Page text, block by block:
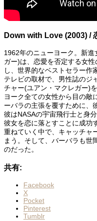
Down with Love (2003) /
1962年のニューヨーク。新
ガー)は、恋愛を否定する女
し、世界的なベストセラー作
テレビの取材で、男性誌のジ
チャー(ユアン・マクレガー)
ヨーク全ての女性から目の敵
ーバラの主張を覆すために、
彼はNASAの宇宙飛行士と身
彼女を恋に落とすことに成功
重ねていく中で、キャッチャ
まう。そして、バーバラも世
のだった。
共有:
Facebook
X
Pocket
Pinterest
Tumblr